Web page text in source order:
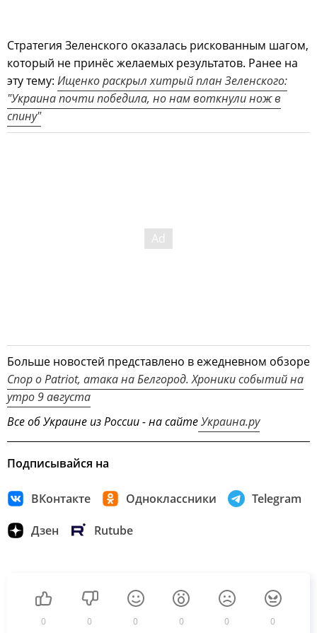
Стратегия Зеленского оказалась рискованным шагом,
который не принёс желаемых результатов. Ранее на
эту тему: Ищенко раскрыл хитрый план Зеленского:
"Украина почти победила, но нам воткнули нож в
спину"
Больше новостей представлено в ежедневном обзоре
Спор о Patriot, атака на Белгород. Хроники событий на
утро 9 августа
Все об Украине из России - на сайтеУкраина.ру
Подписывайся на
ВКонтакте Одноклассники Telegram
Дзен Rutube
0 0 0 0 0 0